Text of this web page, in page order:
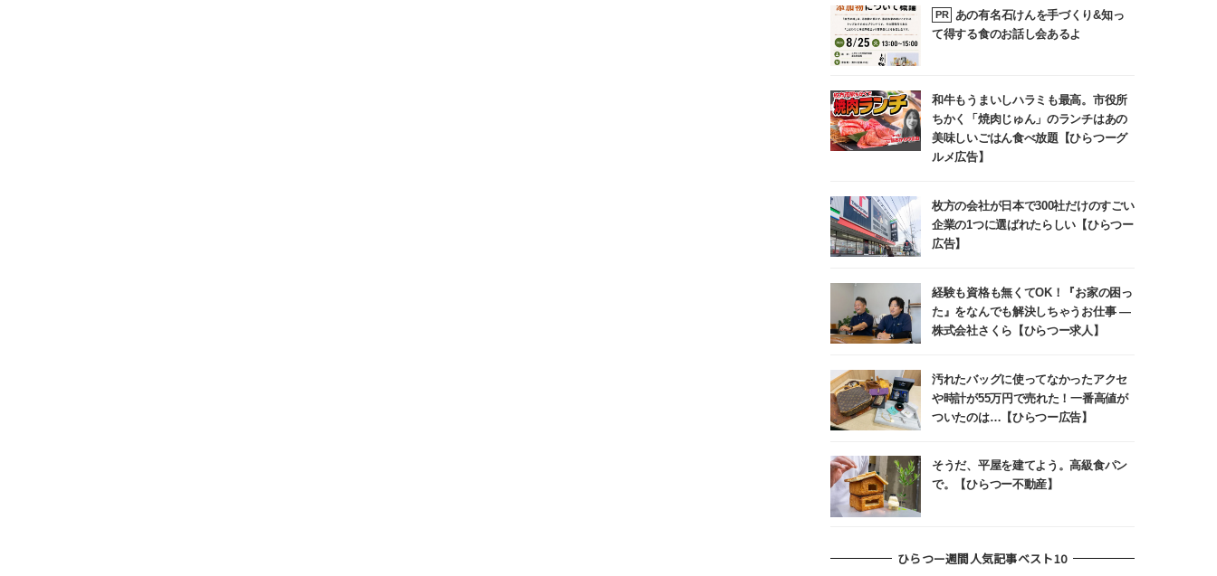
PR
あの有名石けんを手づくり&知っ
て得する食のお話し会あるよ
和牛もうまいしハラミも最高。市役所
ちかく「焼肉じゅん」のランチはあの
美味しいごはん食べ放題【ひらつーグ
ルメ広告】
枚方の会社が日本で300社だけのすごい
企業の1つに選ばれたらしい【ひらつー
広告】
経験も資格も無くてOK！『お家の困っ
た』をなんでも解決しちゃうお仕事 ―
株式会社さくら【ひらつー求人】
汚れたバッグに使ってなかったアクセ
や時計が55万円で売れた！一番高値が
ついたのは…【ひらつー広告】
そうだ、平屋を建てよう。高級食パン
で。【ひらつー不動産】
ひらつー週間人気記事ベスト10